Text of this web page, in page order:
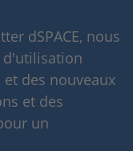
dSPACE, nous
d'utilisation
des nouveaux
et des
un